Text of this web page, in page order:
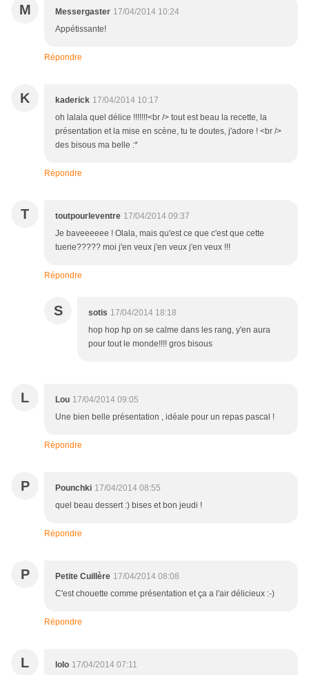
M Messergaster 17/04/2014 10:24
Appétissante!
Répondre
K kaderick 17/04/2014 10:17
oh lalala quel délice !!!!!!!<br /> tout est beau la recette, la
présentation et la mise en scène, tu te doutes, j'adore ! <br />
des bisous ma belle :*
Répondre
T toutpourleventre 17/04/2014 09:37
Je baveeeeee ! Olala, mais qu'est ce que c'est que cette
tuerie????? moi j'en veux j'en veux j'en veux !!!
Répondre
S sotis 17/04/2014 18:18
hop hop hp on se calme dans les rang, y'en aura
pour tout le monde!!!! gros bisous
L Lou 17/04/2014 09:05
Une bien belle présentation , idéale pour un repas pascal !
Répondre
P Pounchki 17/04/2014 08:55
quel beau dessert :) bises et bon jeudi !
Répondre
P Petite Cuillère 17/04/2014 08:08
C'est chouette comme présentation et ça a l'air délicieux :-)
Répondre
L lolo 17/04/2014 07:11